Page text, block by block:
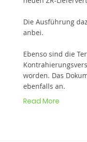
Die Ausführung
anbei.
Ebenso sind die
worden. Das
ebenfalls an.
Read More